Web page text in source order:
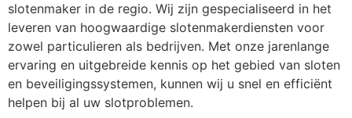
slotenmaker in de regio. Wij zijn gespecialiseerd in het
leveren van hoogwaardige slotenmakerdiensten voor
zowel particulieren als bedrijven. Met onze jarenlange
ervaring en uitgebreide kennis op het gebied van sloten
en beveiligingssystemen, kunnen wij u snel en efficiënt
helpen bij al uw slotproblemen.